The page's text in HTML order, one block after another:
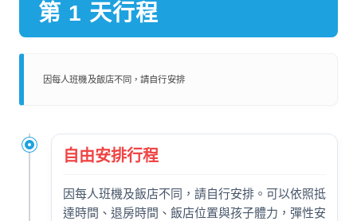
第 1 天行程
因每人班機及飯店不同，請自行安排
自由安排行程
因每人班機及飯店不同，請自行安排。可以依照抵
達時間、退房時間、飯店位置與孩子體力，彈性安